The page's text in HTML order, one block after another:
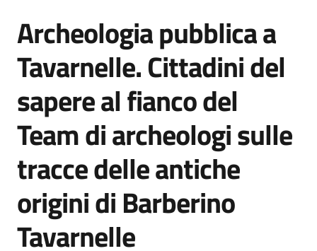
Archeologia pubblica a
Tavarnelle. Cittadini del
sapere al fianco del
Team di archeologi sulle
tracce delle antiche
origini di Barberino
Tavarnelle